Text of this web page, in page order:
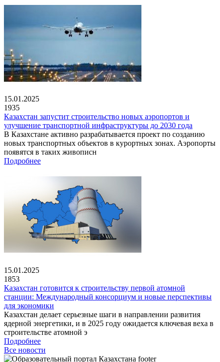
15.01.2025
1935
Казахстан запустит строительство новых аэропортов и
улучшение транспортной инфраструктуры до 2030 года
В Казахстане активно разрабатывается проект по созданию
новых транспортных объектов в курортных зонах. Аэропорты
появятся в таких живописн
Подробнее
15.01.2025
1853
Казахстан готовится к строительству первой атомной
станции: Международный консорциум и новые перспективы
для экономики
Казахстан делает серьезные шаги в направлении развития
ядерной энергетики, и в 2025 году ожидается ключевая веха в
строительстве атомной э
Подробнее
Все новости